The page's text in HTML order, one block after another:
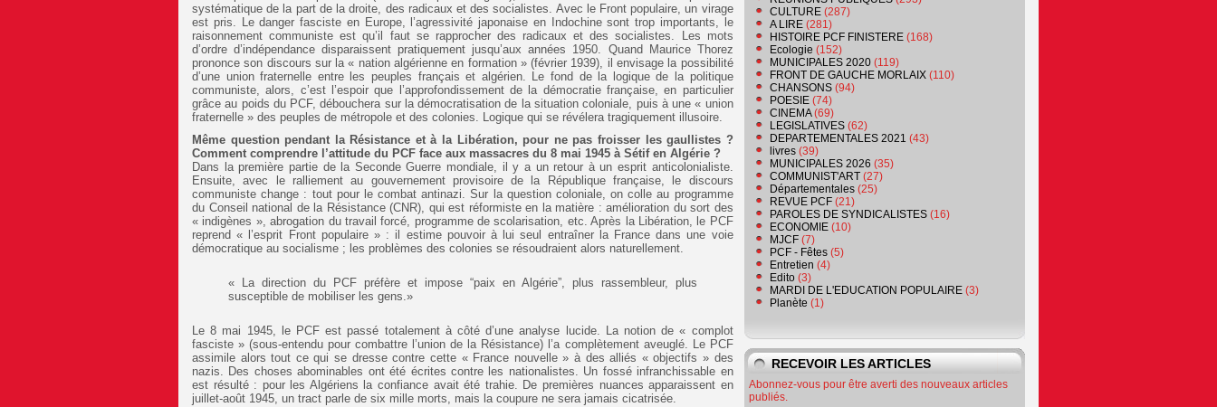
systématique de la part de la droite, des radicaux et des socialistes. Avec le Front populaire, un virage
est pris. Le danger fasciste en Europe, l’agressivité japonaise en Indochine sont trop importants, le
raisonnement communiste est qu’il faut se rapprocher des radicaux et des socialistes. Les mots
d’ordre d’indépendance disparaissent pratiquement jusqu’aux années 1950. Quand Maurice Thorez
prononce son discours sur la « nation algérienne en formation » (février 1939), il envisage la possibilité
d’une union fraternelle entre les peuples français et algérien. Le fond de la logique de la politique
communiste, alors, c’est l’espoir que l’approfondissement de la démocratie française, en particulier
grâce au poids du PCF, débouchera sur la démocratisation de la situation coloniale, puis à une « union
fraternelle » des peuples de métropole et des colonies. Logique qui se révélera tragiquement illusoire.
Même question pendant la Résistance et à la Libération, pour ne pas froisser les gaullistes ?
Comment comprendre l’attitude du PCF face aux massacres du 8 mai 1945 à Sétif en Algérie ?
Dans la première partie de la Seconde Guerre mondiale, il y a un retour à un esprit anticolonialiste.
Ensuite, avec le ralliement au gouvernement provisoire de la République française, le discours
communiste change : tout pour le combat antinazi. Sur la question coloniale, on colle au programme
du Conseil national de la Résistance (CNR), qui est réformiste en la matière : amélioration du sort des
« indigènes », abrogation du travail forcé, programme de scolarisation, etc. Après la Libération, le PCF
reprend « l’esprit Front populaire » : il estime pouvoir à lui seul entraîner la France dans une voie
démocratique au socialisme ; les problèmes des colonies se résoudraient alors naturellement.
« La direction du PCF préfère et impose “paix en Algérie”, plus rassembleur, plus
susceptible de mobiliser les gens.»
Le 8 mai 1945, le PCF est passé totalement à côté d’une analyse lucide. La notion de « complot
fasciste » (sous-entendu pour combattre l’union de la Résistance) l’a complètement aveuglé. Le PCF
assimile alors tout ce qui se dresse contre cette « France nouvelle » à des alliés « objectifs » des
nazis. Des choses abominables ont été écrites contre les nationalistes. Un fossé infranchissable en
est résulté : pour les Algériens la confiance avait été trahie. De premières nuances apparaissent en
juillet-août 1945, un tract parle de six mille morts, mais la coupure ne sera jamais cicatrisée.
CULTURE (287)
A LIRE (281)
HISTOIRE PCF FINISTERE (168)
Ecologie (152)
MUNICIPALES 2020 (119)
FRONT DE GAUCHE MORLAIX (110)
CHANSONS (94)
POESIE (74)
CINEMA(69)
LEGISLATIVES (62)
DEPARTEMENTALES 2021 (43)
livres (39)
MUNICIPALES 2026 (35)
COMMUNIST'ART (27)
Départementales (25)
REVUE PCF (21)
PAROLES DE SYNDICALISTES (16)
ECONOMIE (10)
MJCF (7)
PCF - Fêtes (5)
Entretien (4)
Edito (3)
MARDI DE L'EDUCATION POPULAIRE (3)
Planète (1)
RECEVOIR LES ARTICLES
Abonnez-vous pour être averti des nouveaux articles
publiés.